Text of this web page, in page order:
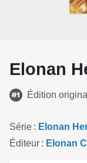
Elonan
Édition
Série
Elonan
Éditeur
Elonan